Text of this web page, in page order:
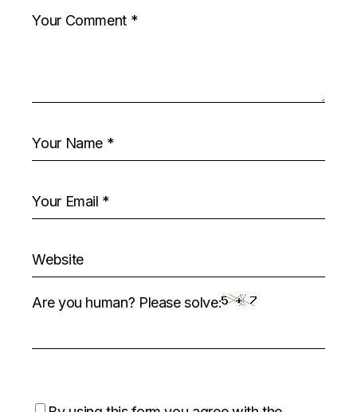
Are you human? Please solve: